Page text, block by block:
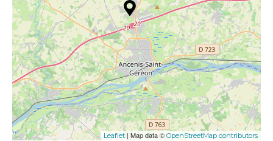
Leaflet | Map data © OpenStreetMap contributors